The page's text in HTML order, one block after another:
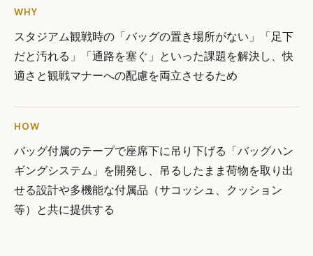
WHY
スタジアム観戦時の「バッグの置き場所がない」「足下
だと汚れる」「通路を塞ぐ」といった課題を解決し、快
適さと観戦マナーへの配慮を両立させるため
HOW
バッグ付属のテープで座席下に吊り下げる「バッグハン
ギングシステム」を開発し、吊るしたまま荷物を取り出
せる設計や多機能な付属品（サコッシュ、クッション
等）と共に提供する